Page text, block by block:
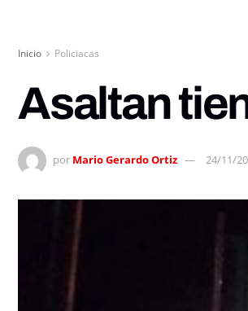
Inicio Policiacas
Asaltan
por Mario Gerardo Ortiz 24/11/